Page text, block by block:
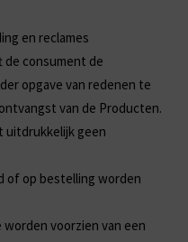
en reclames
de consument de
opgave van redenen te
van de Producten.
uitdrukkelijk geen
of op bestelling worden
voorzien van een